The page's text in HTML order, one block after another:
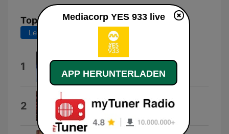
Top-Songs
Letzte 7 Tage Letzte 30 Tage
1 I Don't Wanna Be Friends
Mysugarskull
2 Jay Chou 周杰伦
Henry Zhang
Mediacorp YES 933 live
APP HERUNTERLADEN